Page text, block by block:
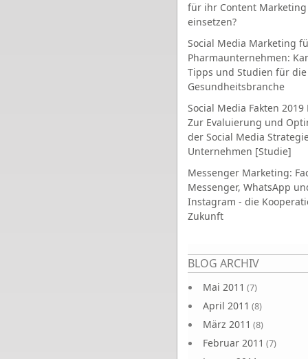
für ihr Content Marketing
einsetzen?
Social Media Marketing
Pharmaunternehmen:
Tipps und Studien für die
Gesundheitsbranche
Social Media Fakten 2019
Zur Evaluierung und
der Social Media
Unternehmen [Studie]
Messenger Marketing:
Messenger, WhatsApp
Instagram - die
Zukunft
BLOG ARCHIV
Mai 2011 (7)
April 2011 (8)
März 2011 (8)
Februar 2011 (7)
Seiten